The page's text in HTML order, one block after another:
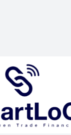
WAM25
wieder
beim